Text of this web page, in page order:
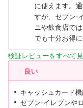
に使えます。
すが、セブン‐
ニや飲食店で
でも十分お得
検証レビューをすべて
良い
キャッシュカード機
セブン‐イレブンや